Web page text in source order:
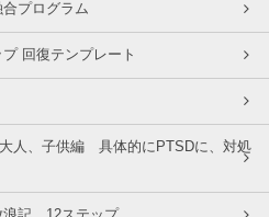
プログラム
回復テンプレート
人、子供編 具体的にPTSDに、対処